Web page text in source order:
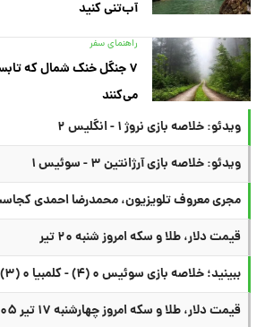
آب‌تنی کنید
راهنمای سفر
۷ جنگل خنک شمال که
می‌کنند
ویدئو: خلاصه بازی نروژ ۱ - انگلیس ۲
ویدئو: خلاصه بازی آرژانتین ۳ - سوئیس ۱
مجری معروف تلویزیون، محمدرضا احمدی
قیمت دلار، طلا و سکه امروز شنبه ۲۰ تیر
ببینید؛ خلاصه بازی سوئیس ۰ (۴) - کلمبیا ۰ (۳) در جام جهانی
قیمت دلار، طلا و سکه امروز چهارشنبه ۱۷ تیر ۱۴۰۵